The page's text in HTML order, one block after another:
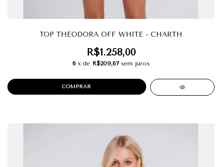
TOP THEODORA OFF WHITE - CHARTH
R$1.258,00
6 x de R$209,67 sem juros
COMPRAR